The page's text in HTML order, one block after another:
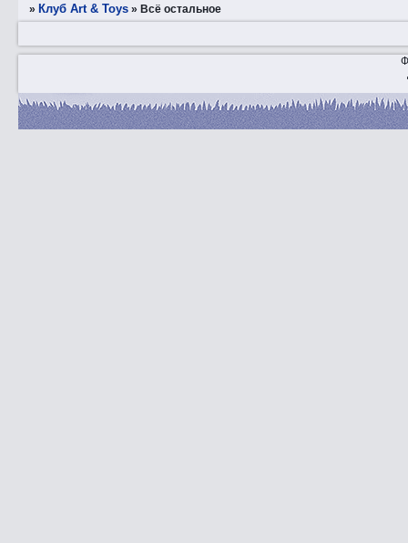
» Клуб Art & Toys »Всё остальное